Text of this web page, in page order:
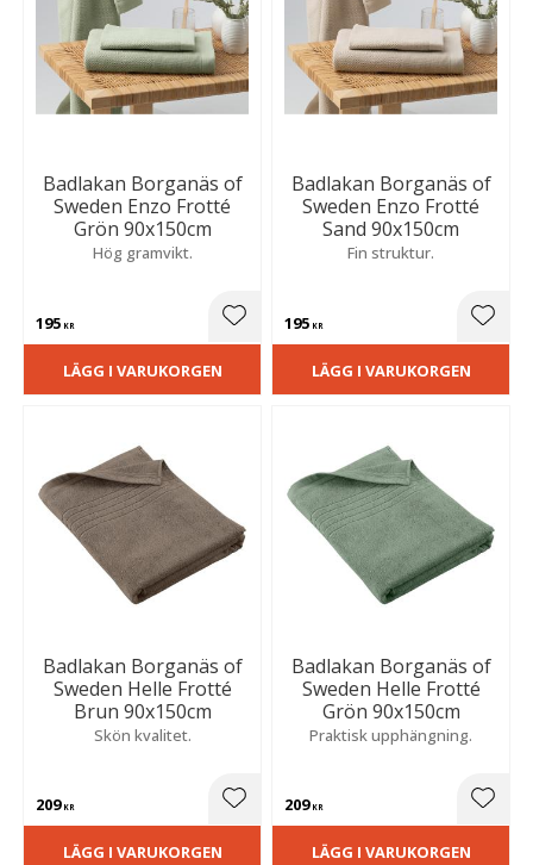
Badlakan Borganäs of
Sweden Enzo Frotté
Grön 90x150cm
Hög gramvikt.
195 KR Lägg till i favoriter
LÄGG I VARUKORGEN
Badlakan Borganäs of
Sweden Enzo Frotté
Sand 90x150cm
Fin struktur.
195 KR
LÄGG I VARUKORGEN
Badlakan Borganäs of
Sweden Helle Frotté
Brun 90x150cm
Skön kvalitet.
209KR Lägg till i favoriter
LÄGG I VARUKORGEN
Badlakan Borganäs of
Sweden Helle Frotté
Grön 90x150cm
Praktisk upphängning.
209KR
LÄGG I VARUKORGEN